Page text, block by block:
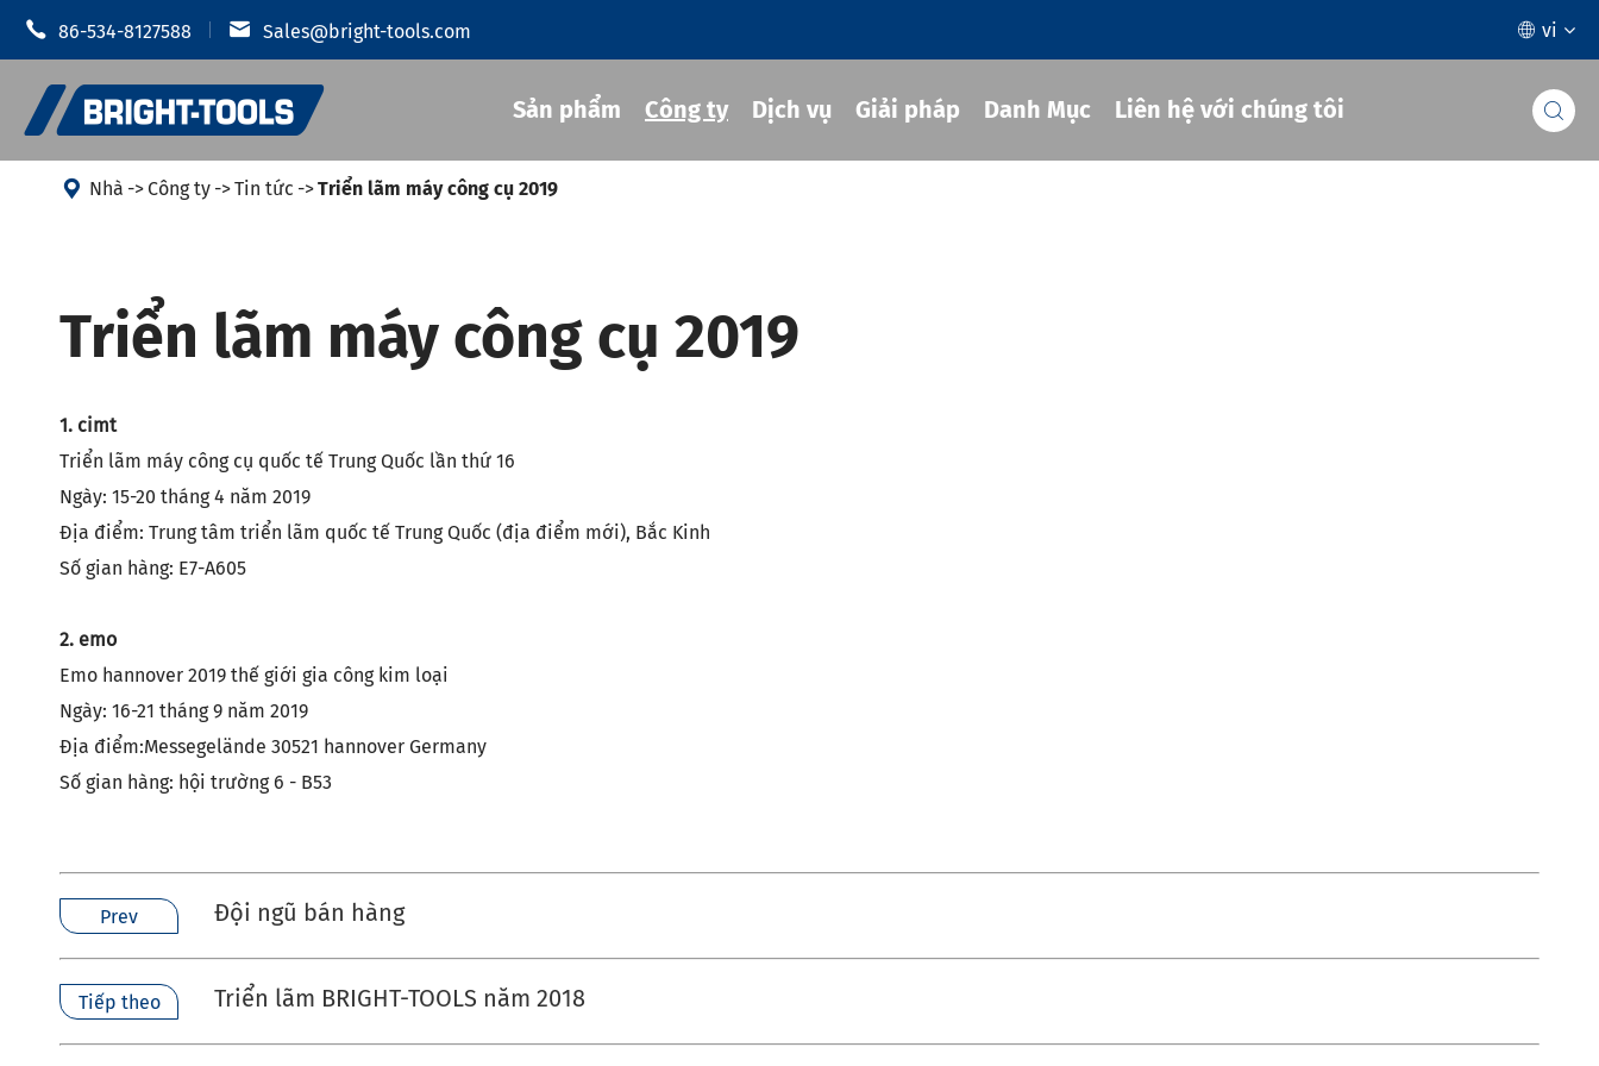
 86-534-8127588  Sales@bright-tools.com  vi
Sản phẩm
Công cụ tĩnh và điều khiển
Chống rung
Máy
Mâm cặp thủy lực
Giá đỡ dụng cụ MOD
Giá đỡ dụng cụ JIS B 6339-bbt
Giá đỡ dụng cụ DIN 69871-sk
Giá đỡ dụng cụ DIN 69893 (ISO 12164) HSK-A
Giá đỡ dụng cụ DIN 69893 (ISO 12164) HSK-F
Giá đỡ dụng cụ DIN2080-NT
Công ty Dịch vụ Giải pháp Danh Mục Liên hệ với chúng tôi 
 Nhà Công ty Tin tức Triển lãm máy công cụ 2019
Triển lãm máy công cụ 2019
1. cimt
Triển lãm máy công cụ quốc tế Trung Quốc lần thứ 16
Ngày: 15-20 tháng 4 năm 2019
Địa điểm: Trung tâm triển lãm quốc tế Trung Quốc (địa điểm mới), Bắc Kinh
Số gian hàng: E7-A605
2. emo
Emo hannover 2019 thế giới gia công kim loại
Ngày: 16-21 tháng 9 năm 2019
Địa điểm:Messegelände 30521 hannover Germany
Số gian hàng: hội trường 6 - B53
Prev Đội ngũ bán hàng
Tiếp theo Triển lãm BRIGHT-TOOLS năm 2018